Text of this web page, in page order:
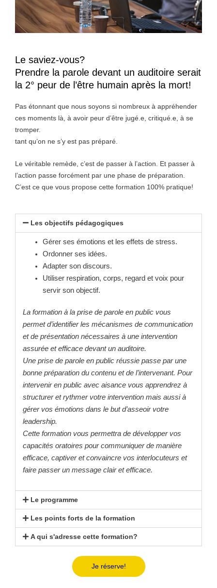
Le saviez-vous?
Prendre la parole devant un auditoire serait
la 2° peur de l’être humain après la mort!
Pas étonnant que nous soyons si nombreux à appréhender
ces moments là, à avoir peur d’être jugé.e, critiqué.e, à se
tromper.
tant qu’on ne s’y est pas préparé.
Le véritable remède, c’est de passer à l’action. Et passer à
l’action passe forcément par une phase de préparation.
C’est ce que vous propose cette formation 100% pratique!
Les objectifs pédagogiques
Gérer ses émotions et les effets de stress.
Ordonner ses idées.
Adapter son discours.
Utiliser respiration, corps, regard et voix pour
servir son objectif.
La formation à la prise de parole en public vous
permetd’identifierlesmécanismesdecommunication
et de présentation nécessairesà une intervention
assurée et efficace devant unauditoire.
Une prise de parole en public réussiepasse par une
bonne préparation du contenu etde l’intervenant. Pour
intervenir en public avecaisance vous apprendrez à
structurer et rythmer votre intervention mais aussi à
gérer vosémotions dans le but d’asseoir votre
leadership.
Cette formation vous permettra de développer vos
capacités oratoires pour communiquer demanière
efficace, captiver et convaincre vosinterlocuteurs et
faire passer un message clairet efficace.
Le programme
Les points forts de la formation
A qui s'adresse cette formation?
Je réserve!